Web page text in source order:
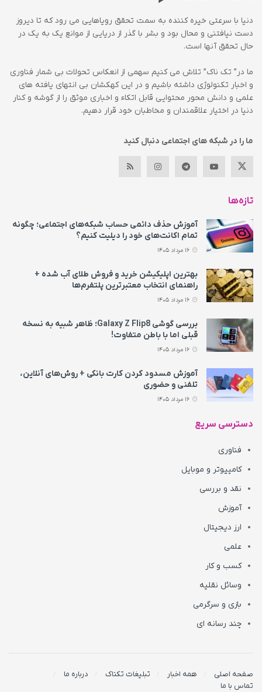
دنیا با سرعتی خیره کننده به سمت تحقق رویاهایی می رود که تا دیروز
دست نیافتنی و محال بود و بشر با گذر از دریایی از موانع یک به یک در
حال تحقق آنها است.
ما در” تک ناک” تلاش می کنیم سهمی از انعکاس تحولات بی شمار فناوری
و اخبار تکنولوژی داشته باشیم و در این کهکشان بی انتهای یافته های
علمی و دانش محور محتوایی قابل اتکاء و اخباری موثق را از گوشه و کنار
دنیا در اختیار علاقمندان و مخاطبان خود قرار دهیم.
ما را در شبکه های اجتماعی دنبال کنید
تازه‌ها
آموزش حذف دائمی حساب شبکه‌های اجتماعی؛ چگونه
تمام اکانت‌های خود را دیلیت کنیم؟
بهترین اپلیکیشن خرید و فروش طلای آب شده +
راهنمای انتخاب معتبرترین پلتفرم‌ها
بررسی گوشی Galaxy Z Flip8؛ ظاهر شبیه به نسخه
قبلی اما با باطن متفاوت!
آموزش مسدود کردن کارت بانکی + روش‌های آنلاین،
تلفنی و حضوری
دسترسی سریع
فناوری
کامپیوتر و موبایل
نقد و بررسی
آموزش
ارز دیجیتال
علمی
کسب و کار
وسائل نقلیه
بازی و سرگرمی
چند رسانه ای
صفحه اصلی همه اخبار تبلیغات تکناک
درباره ما
تماس با ما